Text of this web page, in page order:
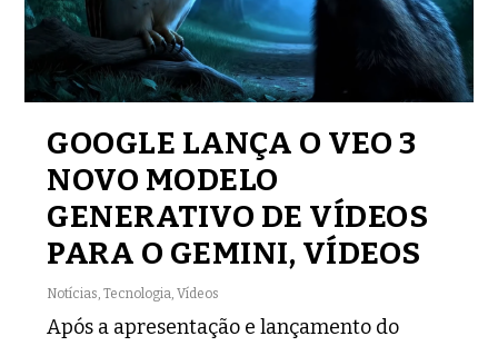
GOOGLE LANÇA O VEO 3
NOVO MODELO
GENERATIVO DE VÍDEOS
PARA O GEMINI, VÍDEOS
Notícias ,Tecnologia ,Vídeos
Após a apresentação e lançamento do